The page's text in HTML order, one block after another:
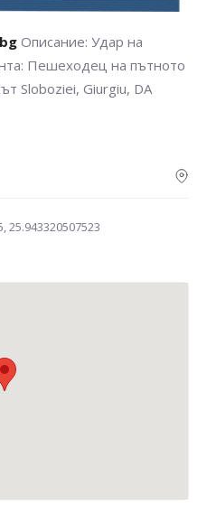
Описание: Удар на
Пешеходец на пътното
Sloboziei, Giurgiu, DA
25.943320507523